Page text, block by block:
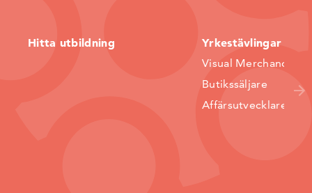
Hitta utbildning Yrkestävlingar
Visual Merchandiser
Butikssäljare
Affärsutvecklare